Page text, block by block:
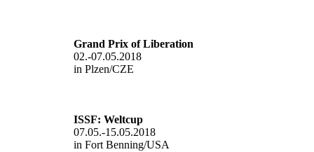
Grand Prix of Liberation
02.-07.05.2018
in Plzen/CZE
ISSF: Weltcup
07.05.-15.05.2018
in Fort Benning/USA